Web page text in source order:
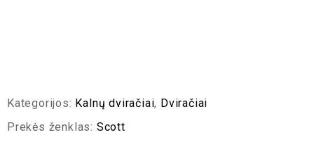
Kategorijos: Kalnų dviračiai, Dviračiai
Prekės ženklas: Scott